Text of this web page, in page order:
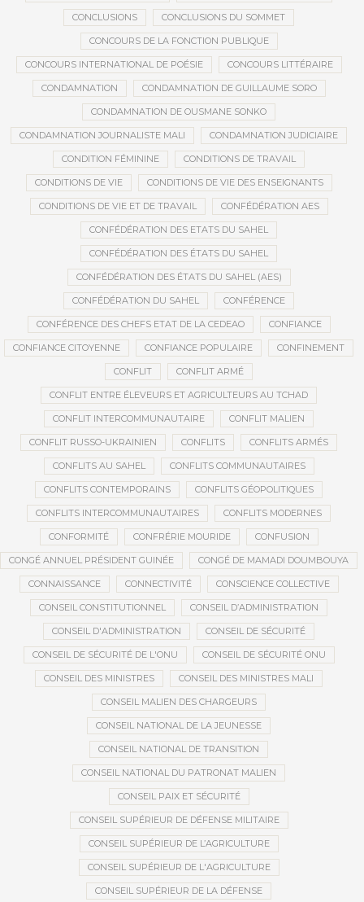
CONCLUSIONS CONCLUSIONS DU SOMMET
CONCOURS DE LA FONCTION PUBLIQUE
CONCOURS INTERNATIONAL DE POÉSIE CONCOURS LITTÉRAIRE
CONDAMNATION CONDAMNATION DE GUILLAUME SORO
CONDAMNATION DE OUSMANE SONKO
CONDAMNATION JOURNALISTE MALI CONDAMNATION JUDICIAIRE
CONDITION FÉMININE CONDITIONS DE TRAVAIL
CONDITIONS DE VIE CONDITIONS DE VIE DES ENSEIGNANTS
CONDITIONS DE VIE ET DE TRAVAIL CONFÉDÉRATION AES
CONFÉDÉRATION DES ETATS DU SAHEL
CONFÉDÉRATION DES ÉTATS DU SAHEL
CONFÉDÉRATION DES ÉTATS DU SAHEL (AES)
CONFÉDÉRATION DU SAHEL CONFÉRENCE
CONFÉRENCE DES CHEFS ETAT DE LA CEDEAO CONFIANCE
CONFIANCE CITOYENNE CONFIANCE POPULAIRE CONFINEMENT
CONFLIT CONFLIT ARMÉ
CONFLIT ENTRE ÉLEVEURS ET AGRICULTEURS AU TCHAD
CONFLIT INTERCOMMUNAUTAIRE CONFLIT MALIEN
CONFLIT RUSSO-UKRAINIEN CONFLITS CONFLITS ARMÉS
CONFLITS AU SAHEL CONFLITS COMMUNAUTAIRES
CONFLITS CONTEMPORAINS CONFLITS GÉOPOLITIQUES
CONFLITS INTERCOMMUNAUTAIRES CONFLITS MODERNES
CONFORMITÉ CONFRÉRIE MOURIDE CONFUSION
CONGÉ ANNUEL PRÉSIDENT GUINÉE CONGÉ DE MAMADI DOUMBOUYA
CONNAISSANCE CONNECTIVITÉ CONSCIENCE COLLECTIVE
CONSEIL CONSTITUTIONNEL CONSEIL D’ADMINISTRATION
CONSEIL D'ADMINISTRATION CONSEIL DE SÉCURITÉ
CONSEIL DE SÉCURITÉ DE L'ONU CONSEIL DE SÉCURITÉ ONU
CONSEIL DES MINISTRES CONSEIL DES MINISTRES MALI
CONSEIL MALIEN DES CHARGEURS
CONSEIL NATIONAL DE LA JEUNESSE
CONSEIL NATIONAL DE TRANSITION
CONSEIL NATIONAL DU PATRONAT MALIEN
CONSEIL PAIX ET SÉCURITÉ
CONSEIL SUPÉRIEUR DE DÉFENSE MILITAIRE
CONSEIL SUPÉRIEUR DE L’AGRICULTURE
CONSEIL SUPÉRIEUR DE L'AGRICULTURE
CONSEIL SUPÉRIEUR DE LA DÉFENSE